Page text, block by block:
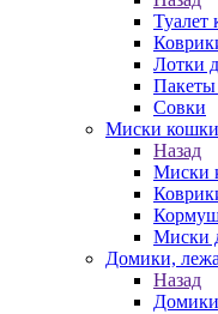
Туалет
Лотки
Пакеты
Совки
Миски кошки
Назад
Миски
Миски
Домики,
Назад